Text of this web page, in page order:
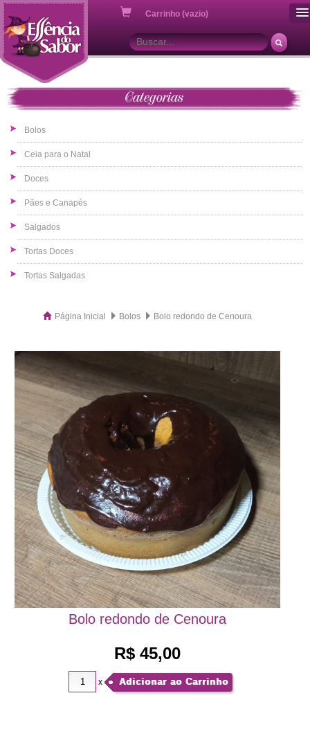
Carrinho (vazio)
Categorias
Bolos
Ceia para o Natal
Doces
Pães e Canapés
Salgados
Tortas Doces
Tortas Salgadas
Página Inicial Bolos Bolo redondo de Cenoura
Bolo redondo de Cenoura
R$ 45,00
x Adicionar ao Carrinho